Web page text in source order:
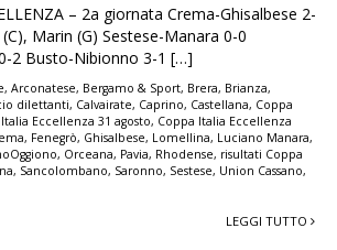
– 2a giornata Crema-Ghisalbese 2-
Marin (G) Sestese-Manara 0-0
2 Busto-Nibionno 3-1 […]
, Arconatese, Bergamo & Sport, Brera, Brianza,
dilettanti, Calvairate, Caprino, Castellana, Coppa
Eccellenza 31 agosto, Coppa Italia Eccellenza
, Fenegrò, Ghisalbese, Lomellina, Luciano Manara,
, Orceana, Pavia, Rhodense, risultati Coppa
, Sancolombano, Saronno, Sestese, Union Cassano,
LEGGI TUTTO